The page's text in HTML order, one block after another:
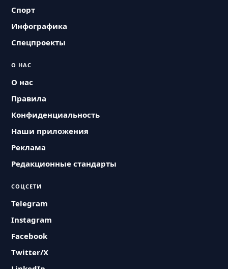
Спорт
Инфографика
Спецпроекты
О НАС
О нас
Правила
Конфиденциальность
Наши приложения
Реклама
Редакционные стандарты
СОЦСЕТИ
Telegram
Instagram
Facebook
Twitter/X